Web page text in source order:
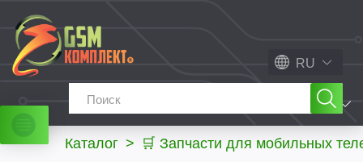
RU
МЕНЮ
Каталог > 🛒 Запчасти для мобильных